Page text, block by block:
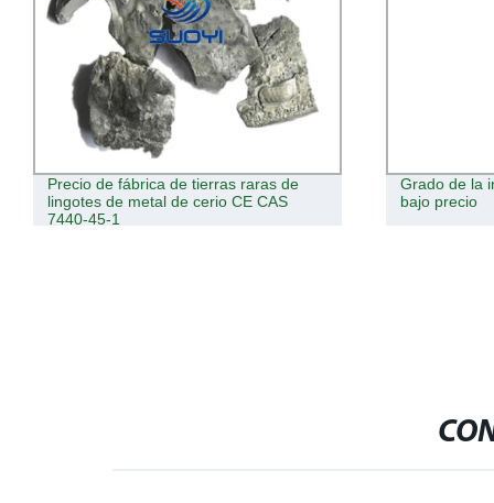
Precio de fábrica de tierras raras de
lingotes de metal de cerio CE CAS
7440-45-1
Grado de la
bajo precio